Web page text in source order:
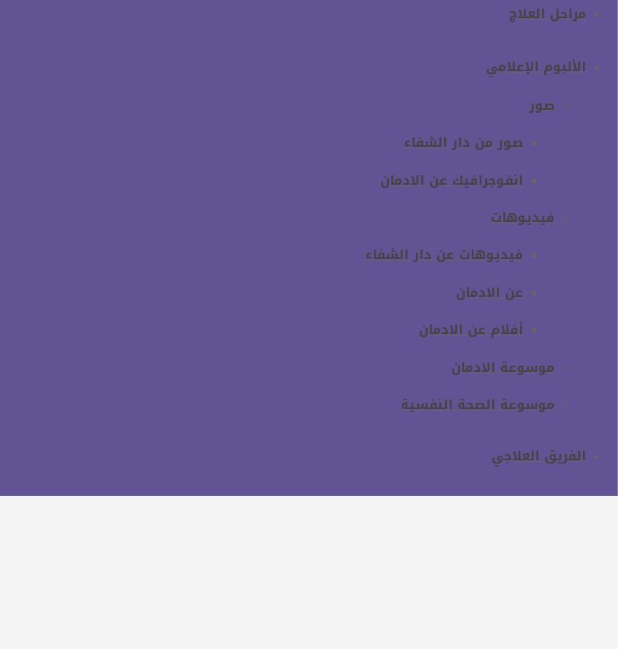
مراحل العلاج
الألبوم الإعلامي
صور
صور من دار الشفاء
انفوجرافيك عن الادمان
فيديوهات
فيديوهات عن دار الشفاء
عن الادمان
أفلام عن الادمان
موسوعة الادمان
موسوعة الصحة النفسية
الفريق العلاجي